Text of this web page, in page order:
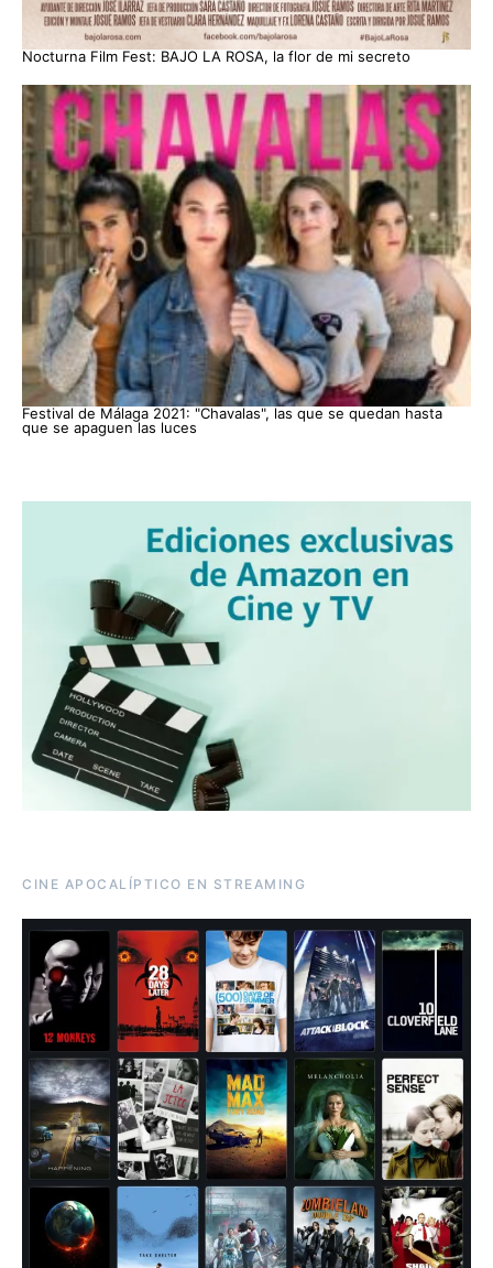
Nocturna Film Fest: BAJO LA ROSA, la flor de mi secreto
Festival de Málaga 2021: "Chavalas", las que se quedan hasta
que se apaguen las luces
CINE APOCALÍPTICO EN STREAMING